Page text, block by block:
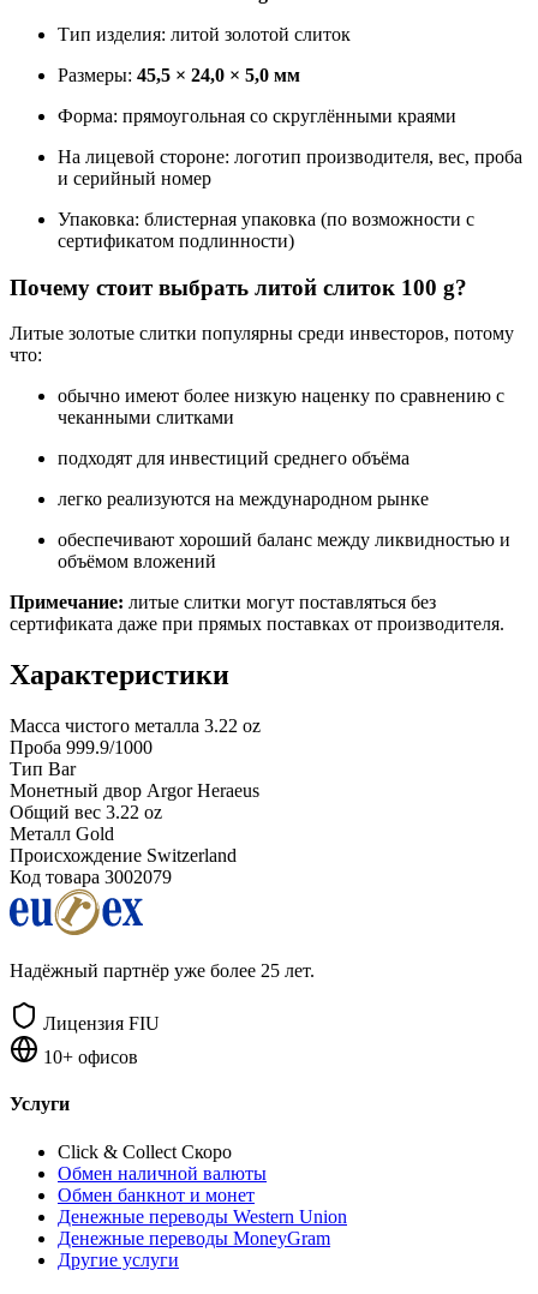
Тип изделия: литой золотой слиток
Размеры: 45,5 × 24,0 × 5,0 мм
Форма: прямоугольная со скруглёнными краями
На лицевой стороне: логотип производителя, вес, проба
и серийный номер
Упаковка: блистерная упаковка (по возможности с
сертификатом подлинности)
Почему стоит выбрать литой слиток 100 g?
Литые золотые слитки популярны среди инвесторов, потому
что:
обычно имеют более низкую наценку по сравнению с
чеканными слитками
подходят для инвестиций среднего объёма
легко реализуются на международном рынке
обеспечивают хороший баланс между ликвидностью и
объёмом вложений
Примечание: литые слитки могут поставляться без
сертификата даже при прямых поставках от производителя.
Характеристики
Масса чистого металла 3.22 oz
Проба 999.9/1000
Тип Bar
Монетный двор Argor Heraeus
Общий вес 3.22 oz
Металл Gold
Происхождение Switzerland
Код товара 3002079
Надёжный партнёр уже более 25 лет.
Лицензия FIU
10+ офисов
Услуги
Click & Collect Скоро
Обмен наличной валюты
Обмен банкнот и монет
Денежные переводы Western Union
Денежные переводы MoneyGram
Другие услуги